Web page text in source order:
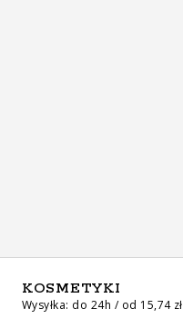
KOSMETYKI
Wysyłka: do 24h / od 15,74 zł